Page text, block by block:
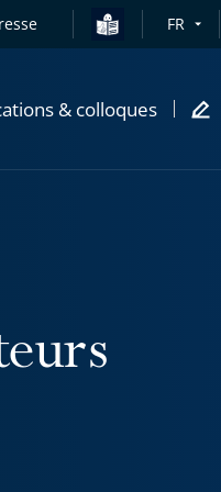
FR
& colloques